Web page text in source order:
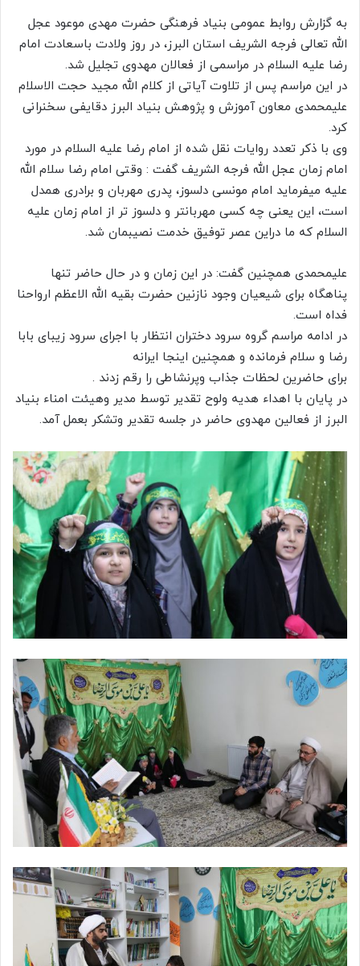
به گزارش روابط عمومی بنیاد فرهنگی حضرت مهدی موعود عجل
الله تعالی فرجه الشریف استان البرز، در روز ولادت باسعادت امام
رضا علیه السلام در مراسمی از فعالان مهدوی تجلیل شد.
در این مراسم پس از تلاوت آیاتی از کلام الله مجید حجت الاسلام
علیمحمدی معاون آموزش و پژوهش بنیاد البرز دقایفی سخنرانی
کرد.
وی با ذکر تعدد روایات نقل شده از امام رضا علیه السلام در مورد
امام زمان عجل الله فرجه الشریف گفت : وقتی امام رضا سلام الله
علیه میفرماید امام مونسی دلسوز، پدری مهربان و برادری همدل
است‌، این یعنی چه کسی مهربانتر و دلسوز تر از امام زمان علیه
السلام که ما دراین عصر توفیق خدمت نصیبمان شد.
علیمحمدی همچنین گفت: در این زمان و در حال حاضر تنها
پناهگاه برای شیعیان وجود نازنین حضرت بقیه الله الاعظم ارواحنا
فداه است.
در ادامه مراسم گروه سرود دختران انتظار با اجرای سرود زیبای بابا
رضا و سلام فرمانده و همچنین اینجا ایرانه
برای حاضرین لحظات جذاب وپرنشاطی را رقم زدند .
در پایان با اهداء هدیه ولوح تقدیر توسط مدیر وهیئت امناء بنیاد
البرز از فعالین مهدوی حاضر در جلسه تقدیر وتشکر بعمل آمد.